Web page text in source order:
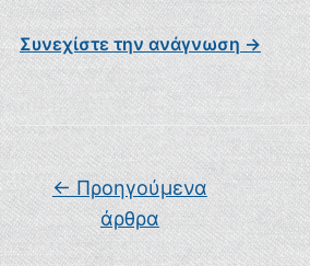
Συνεχίστε την ανάγνωση →
Πλοήγηση άρθρων
←Προηγούμενα
άρθρα